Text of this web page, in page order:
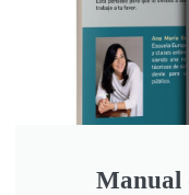
Manual